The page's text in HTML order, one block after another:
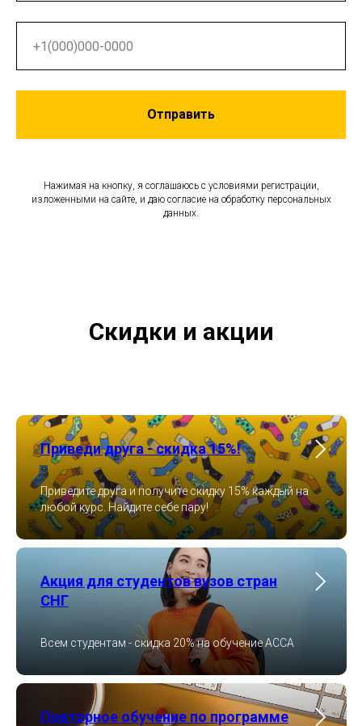
моментально. Такой интерактив
Отправить
Нажимая на кнопку, я соглашаюсь с условиями регистрации,
изложенными на сайте, и даю согласие на обработку персональных
данных.
Скидки и акции
Приведи друга - скидка 15%!
Приведите друга и получите скидку 15% каждый на
любой курс. Найдите себе пару!
Акция для студентов вузов стран
СНГ
Всем студентам - скидка 20% на обучение ACCA
Повторное обучение по программе